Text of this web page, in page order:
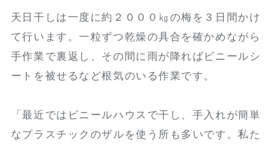
天日干しは一度に約２０００㎏の梅を３日間かけ
て行います。一粒ずつ乾燥の具合を確かめながら
手作業で裏返し、その間に雨が降ればビニールシ
ートを被せるなど根気のいる作業です。
「最近ではビニールハウスで干し、手入れが簡単
なプラスチックのザルを使う所も多いです。私た